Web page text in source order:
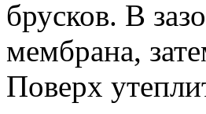
брусков. В
мембрана,
Поверх